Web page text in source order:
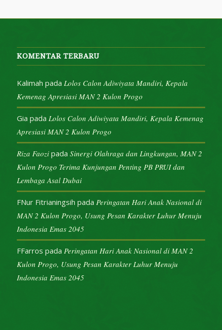
KOMENTAR TERBARU
Kalimah pada Lolos Calon Adiwiyata Mandiri, Kepala
Kemenag Apresiasi MAN 2 Kulon Progo
Gia pada Lolos Calon Adiwiyata Mandiri, Kepala Kemenag
Apresiasi MAN 2 Kulon Progo
Riza Faozipada Sinergi Olahraga dan Lingkungan, MAN 2
Kulon Progo Terima Kunjungan Penting PB PRUI dan
Lembaga Asal Dubai
FNur Fitrianingsih pada Peringatan Hari Anak Nasional di
MAN 2 Kulon Progo, Usung Pesan Karakter Luhur Menuju
Indonesia Emas 2045
FFarros pada Peringatan Hari Anak Nasional di MAN 2
Kulon Progo, Usung Pesan Karakter Luhur Menuju
Indonesia Emas 2045